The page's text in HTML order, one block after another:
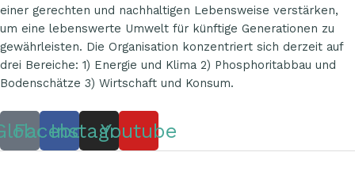
einer gerechten und nachhaltigen Lebensweise verstärken,
um eine lebenswerte Umwelt für künftige Generationen zu
gewährleisten. Die Organisation konzentriert sich derzeit auf
drei Bereiche: 1) Energie und Klima 2) Phosphoritabbau und
Bodenschätze 3) Wirtschaft und Konsum.
Facebook
Instagram
Youtube